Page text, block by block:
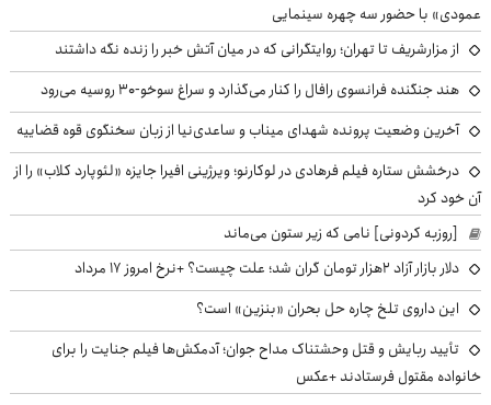
عمودی» با حضور سه چهره سینمایی
از مزارشریف تا تهران؛ روایتگرانی که در میان آتش خبر را زنده نگه داشتند
هند جنگنده فرانسوی رافال را کنار می‌گذارد و سراغ سوخو-30 روسیه می‌رود
آخرین وضعیت پرونده شهدای میناب و ساعدی‌نیا از زبان سخنگوی قوه قضاییه
درخشش ستاره فیلم فرهادی در لوکارنو؛ ویرژینی افیرا جایزه «لئوپارد کلاب» را از
آن خود کرد
[روزبه کردونی] نامی که زیر ستون می‌ماند
دلار بازار آزاد ۲هزار تومان گران شد؛ علت چیست؟ +نرخ امروز ۱۷ مرداد
این داروی تلخ چاره حل بحران «بنزین» است؟
تأیید ربایش و قتل وحشتناک مداح جوان؛ آدمکش‌ها فیلم جنایت را برای
خانواده مقتول فرستادند +عکس